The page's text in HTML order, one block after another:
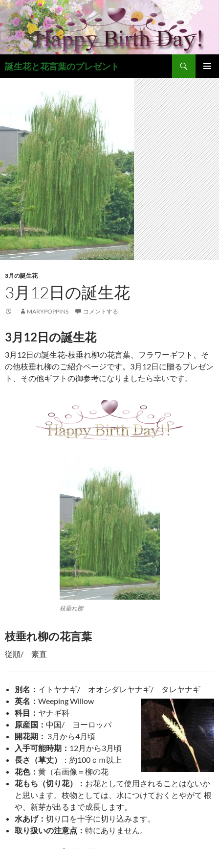
コ
ン
テ
ン
ツ
へ
ス
誕生花と花言葉のプレゼント
検
索
メインメ
ニュー
3月の誕生花
3月12日の誕生花
MARYPOPPINS コメントする
3月12日の誕生花
3月12日の誕生花-枝垂れ柳の花言葉、フラワーギフト、そ
の他枝垂れ柳のご紹介ページです。3月12日に贈るプレゼン
ト、その他ギフトの御参考になりましたら幸いです。
枝垂れ柳
枝垂れ柳の花言葉
従順/ 素直
別名： イトヤナギ/ オオシダレヤナギ/ タレヤナギ
英名： Weeping Willow
科目： ヤナギ科
原産国： 中国/ ヨーロッパ
開花期： 3月から4月頃
入手可能時期： 12月から3月頃
長さ（草丈）
：約100ｃｍ以上
花色： 黄（右画像＝柳の花
花もち（切り花）： お花として使用されることはないか
と思います。枝物としては、水につけておくとやがて 根
や、新芽が出るまで成長します。
水あげ： 切り口を十字に切り込みます。
取り扱いの注意点： 特にありません。